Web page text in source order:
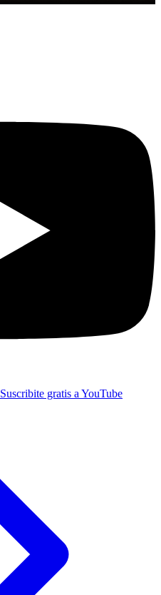
Suscribite gratis a YouTube